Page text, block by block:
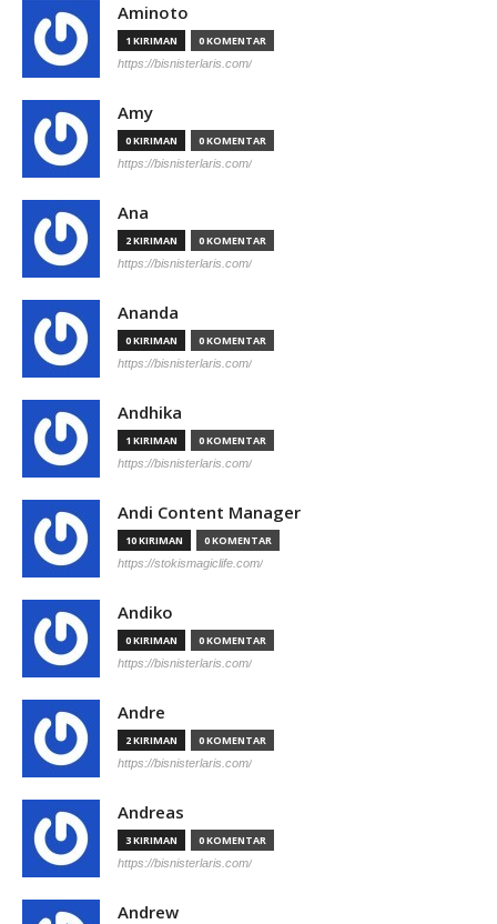
Aminoto
1 KIRIMAN 0 KOMENTAR
https://bisnisterlaris.com/
Amy
0 KIRIMAN 0 KOMENTAR
https://bisnisterlaris.com/
Ana
2 KIRIMAN 0 KOMENTAR
https://bisnisterlaris.com/
Ananda
0 KIRIMAN 0 KOMENTAR
https://bisnisterlaris.com/
Andhika
1 KIRIMAN 0 KOMENTAR
https://bisnisterlaris.com/
Andi Content Manager
10 KIRIMAN 0 KOMENTAR
https://stokismagiclife.com/
Andiko
0 KIRIMAN 0 KOMENTAR
https://bisnisterlaris.com/
Andre
2 KIRIMAN 0 KOMENTAR
https://bisnisterlaris.com/
Andreas
3 KIRIMAN 0 KOMENTAR
https://bisnisterlaris.com/
Andrew